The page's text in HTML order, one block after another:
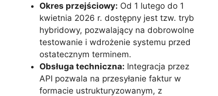
Okres przejściowy: Od 1 lutego do 1
kwietnia 2026 r. dostępny jest tzw. tryb
hybridowy, pozwalający na dobrowolne
testowanie i wdrożenie systemu przed
ostatecznym terminem.
Obsługa techniczna: Integracja przez
API pozwala na przesyłanie faktur w
formacie ustrukturyzowanym, z